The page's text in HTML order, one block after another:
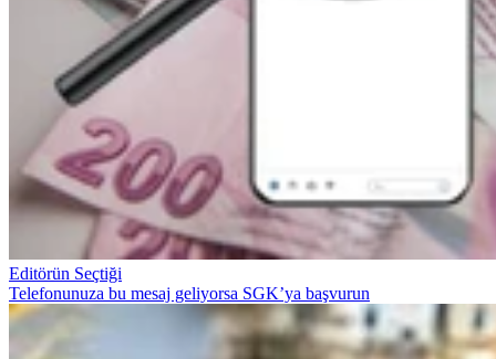
Editörün Seçtiği
Telefonunuza bu mesaj geliyorsa SGK’ya başvurun